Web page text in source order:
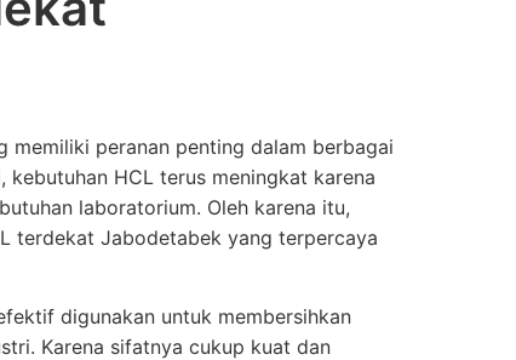
memiliki peranan penting dalam berbagai
HCL terus meningkat karena
laboratorium. Oleh karena itu,
terdekat Jabodetabek yang terpercaya
digunakan untuk membersihkan
Karena sifatnya cukup kuat dan